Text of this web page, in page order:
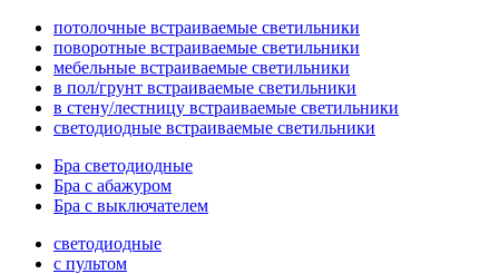
потолочные встраиваемые светильники
поворотные встраиваемые светильники
мебельные встраиваемые светильники
в пол/грунт встраиваемые светильники
в стену/лестницу встраиваемые светильники
светодиодные встраиваемые светильники
Бра светодиодные
Бра с абажуром
Бра с выключателем
светодиодные
с пультом